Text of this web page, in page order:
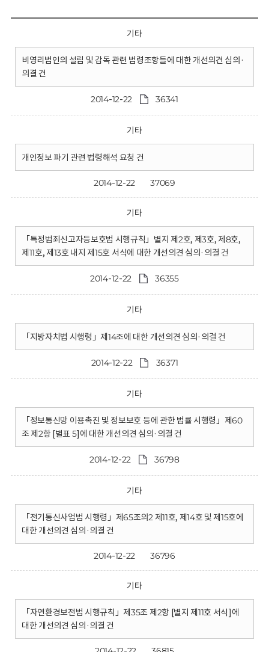
기타
비영리법인의 설립 및 감독 관련 법령조항들에 대한 개선의견 심의·
의결 건
2014-12-22 36341
기타
개인정보 파기 관련 법령해석 요청 건
2014-12-22 37069
기타
「특정범죄신고자등보호법 시행규칙」별지 제2호, 제3호, 제8호,
제11호, 제13호 내지 제15호 서식에 대한 개선의견 심의·의결 건
2014-12-22 36355
기타
「지방자치법 시행령」제14조에 대한 개선의견 심의·의결 건
2014-12-22 36371
기타
「정보통신망 이용촉진 및 정보보호 등에 관한 법률 시행령」제60
조 제2항 [별표 5]에 대한 개선의견 심의·의결 건
2014-12-22 36798
기타
「전기통신사업법 시행령」제65조의2 제11호, 제14호 및 제15호에
대한 개선의견 심의·의결 건
2014-12-22 36796
기타
「자연환경보전법 시행규칙」제35조 제2항 [별지 제11호 서식]에
대한 개선의견 심의·의결 건